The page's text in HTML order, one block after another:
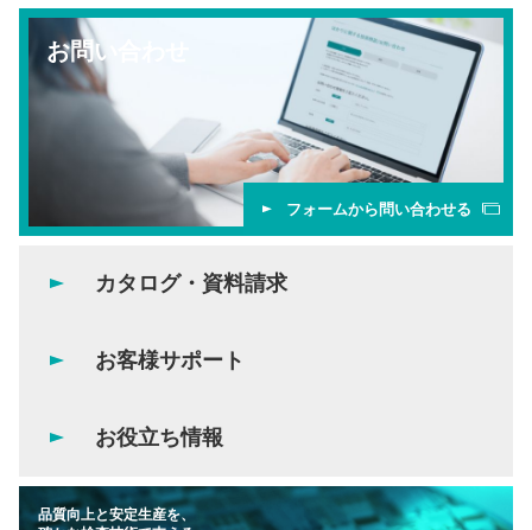
お問い合わせ
フォームから問い合わせる
カタログ・資料請求
お客様サポート
お役立ち情報
品質向上と安定生産を、